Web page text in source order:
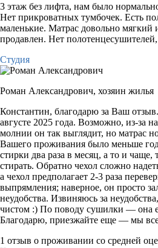
3 этаж без лифта, нам было
Нет прикроватных тумбочек. Есть
маленькие. Матрас довольно мягкий
продавлен. Нет
Студия
Роман Александрович, хозяин жилья
Константин, благодарю за Ваш
августе 2025 года. Возможно, из-за
молнии он так выглядит, но матрас
Вашего проживания было меньше
стирки два раза в месяц, а то и чаще,
стирать. Обратно чехол сложно
а чехол предполагает 2-3 раза
выпрямления; наверное, он просто
неудобства. Извиняюсь за
чистом :) По поводу сушилки — она
Благодарю, приезжайте еще — мы
1 отзыв о проживании со средней